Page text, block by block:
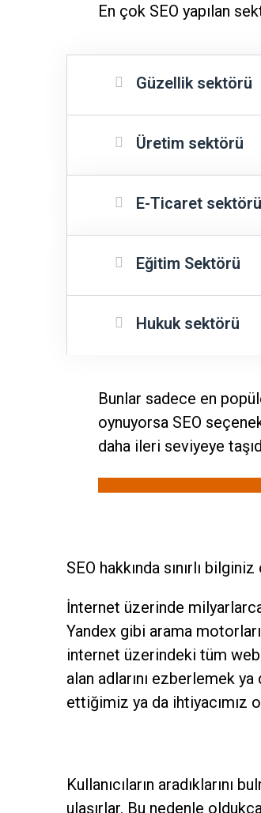
En çok SEO yapılan
Güzellik sektörü
Üretim sektörü
E-Ticaret sektörü
Eğitim Sektörü
Hukuk sektörü
Bunlar sadece en
oynuyorsa SEO
daha ileri seviyeye
SEO hakkında sınırlı
İnternet üzerinde
Yandex gibi arama
internet üzerindeki tüm
alan adlarını ezberlemek
ettiğimiz ya da ihtiyacımız
Kullanıcıların aradıklarını
ulaşırlar. Bu nedenle